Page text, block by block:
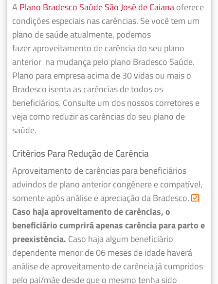
A Plano Bradesco Saúde São José de Caianaoferece
condições especiais nas carências. Se você tem um
plano de saúde atualmente, podemos
fazeraproveitamento de carência do seu plano
anterior na mudança pelo plano Bradesco Saúde.
Plano para empresa acima de 30 vidas ou mais o
Bradesco isenta as carências de todos os
beneficiários. Consulte um dos nossos corretores e
veja como reduzir as carências do seu plano de
saúde.
Critérios Para Redução de Carência
Aproveitamento de carências para beneficiários
advindos de plano anterior congênere e compatível,
somente após análise e apreciação da Bradesco.
Caso haja aproveitamento de carências, o
beneficiário cumprirá apenas carência para parto e
preexistência. Caso haja algum beneficiário
dependente menor de 06 meses de idade haverá
análise de aproveitamento de carência já cumpridos
pelo pai/mãe desde que o mesmo tenha sido